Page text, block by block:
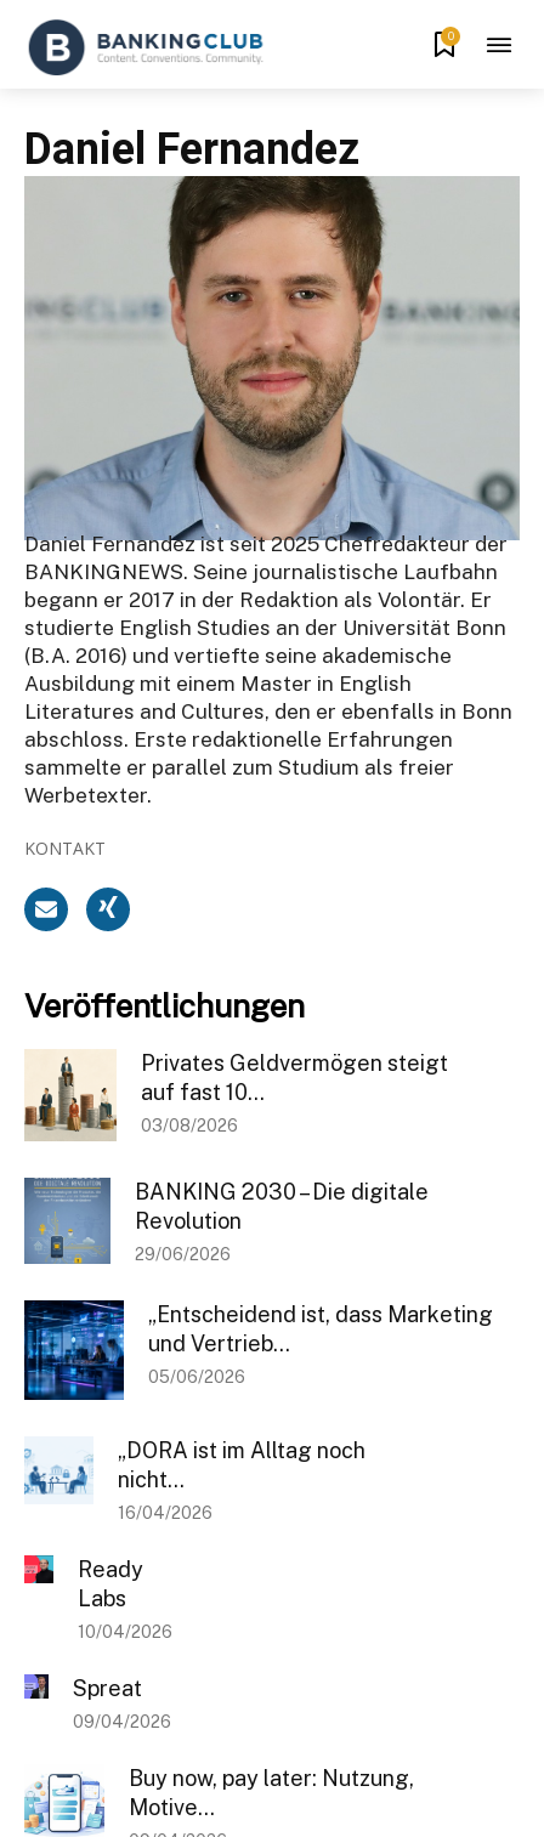
Bleiben Sie informiert
Artikel auf BANKINGCLUB.de und über aktuelle Events. Für die
Anmeldung reicht Ihre Mailadresse und natürlich können Sie sich von
diesem Verteiler jederzeit abmelden.
[sibwp_form id=1]
0
Daniel Fernandez
Daniel Fernandez ist seit 2025 Chefredakteur der
BANKINGNEWS. Seine journalistische Laufbahn
begann er 2017 in der Redaktion als Volontär. Er
studierte English Studies an der Universität Bonn
(B.A. 2016) und vertiefte seine akademische
Ausbildung mit einem Master in English
Literatures and Cultures, den er ebenfalls in Bonn
abschloss. Erste redaktionelle Erfahrungen
sammelte er parallel zum Studium als freier
Werbetexter.
KONTAKT
Veröffentlichungen
Privates Geldvermögen steigt
auf fast 10...
03/08/2026
BANKING 2030 – Die digitale
Revolution
29/06/2026
„Entscheidend ist, dass Marketing
und Vertrieb...
05/06/2026
„DORA ist im Alltag noch
nicht...
16/04/2026
Ready
Labs
10/04/2026
Spreat
09/04/2026
Buy now, pay later: Nutzung,
Motive...